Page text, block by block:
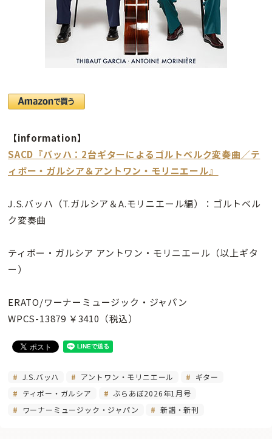
【information】
SACD『バッハ：2台ギターによるゴルトベルク変奏曲／テ
ィボー・ガルシア＆アントワン・モリニエール』
J.S.バッハ（T.ガルシア＆A.モリニエール編）：ゴルトベル
ク変奏曲
ティボー・ガルシア アントワン・モリニエール（以上ギタ
ー）
ERATO/ワーナーミュージック・ジャパン
WPCS-13879 ￥3410（税込）
J.S.バッハ アントワン・モリニエール
ギター
ティボー・ガルシア
ぶらあぼ2026年1月号
ワーナーミュージック・ジャパン
新譜・新刊